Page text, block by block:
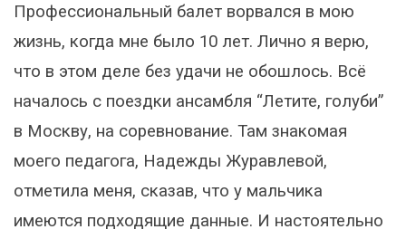
Профессиональный балет ворвался в мою
жизнь, когда мне было 10 лет. Лично я верю,
что в этом деле без удачи не обошлось. Всё
началось с поездки ансамбля “Летите, голуби”
в Москву, на соревнование. Там знакомая
моего педагога, Надежды Журавлевой,
отметила меня, сказав, что у мальчика
имеются подходящие данные. И настоятельно